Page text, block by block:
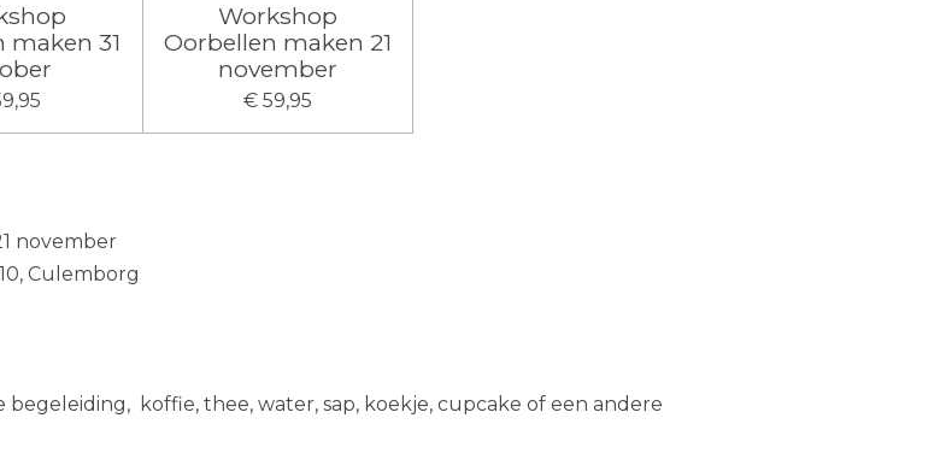
maken 31
Workshop
Oorbellen maken 21
november
€ 59,95
november
Culemborg
begeleiding, koffie, thee, water, sap, koekje, cupcake of een andere